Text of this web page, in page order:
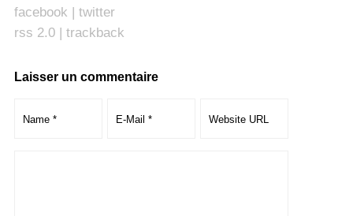
facebook | twitter
rss 2.0| trackback
Laisser un commentaire